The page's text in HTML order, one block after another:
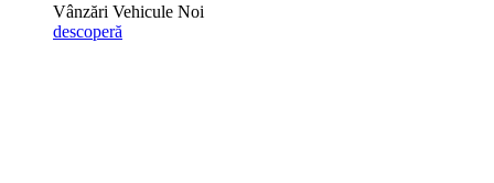
Vânzări Vehicule Noi
descoperă